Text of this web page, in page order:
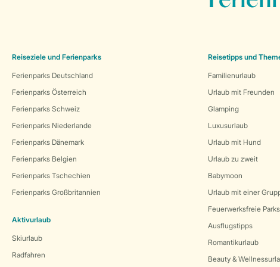
Reiseziele und Ferienparks
Ferienparks Deutschland
Ferienparks Österreich
Ferienparks Schweiz
Ferienparks Niederlande
Ferienparks Dänemark
Ferienparks Belgien
Ferienparks Tschechien
Ferienparks Großbritannien
Aktivurlaub
Skiurlaub
Radfahren
Reisetipps und
Familienurlaub
Urlaub mit Freunden
Glamping
Luxusurlaub
Urlaub mit Hund
Urlaub zu zweit
Babymoon
Urlaub mit einer
Feuerwerksfreie Parks
Ausflugstipps
Romantikurlaub
Beauty &